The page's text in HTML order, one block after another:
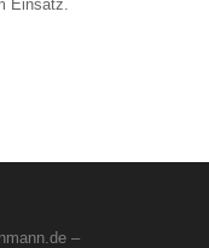
Einsatz.
–